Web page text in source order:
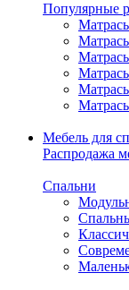
Популярные
Мебель для
Распродажа
Спальни